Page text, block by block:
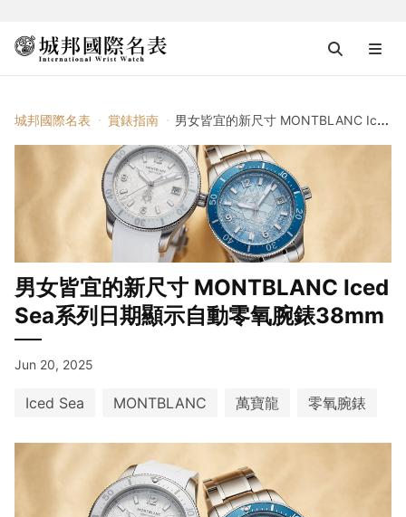
城邦國際名表 賞錶指南 男女皆宜的新尺寸 MONTBLANC Iced Sea系列日期顯示自動零氧腕錶38mm
男女皆宜的新尺寸 MONTBLANC Iced
Sea系列日期顯示自動零氧腕錶38mm
Jun 20, 2025
Iced Sea MONTBLANC 萬寶龍 零氧腕錶